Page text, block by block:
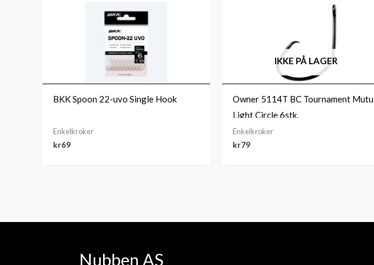
BKK Spoon 22-uvo Single Hook
Enkelkroker
kr69
IKKE PÅ LAGER
Owner 5114T BC Tournament Mutu
Light Circle 6stk.
Enkelkroker
kr79
Nubben AS